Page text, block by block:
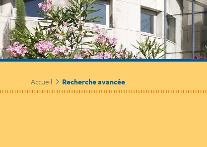
Accueil Recherche avancée